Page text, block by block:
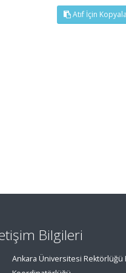
Atıf İçin Kopyala
Bilgileri
Ankara Üniversitesi Rektörlüğü